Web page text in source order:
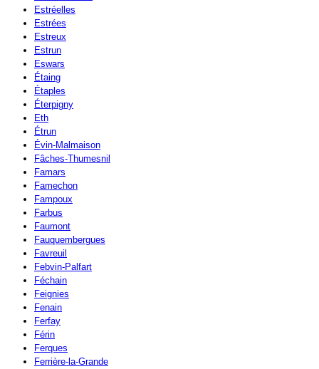
Estréelles
Estrées
Estreux
Estrun
Eswars
Étaing
Étaples
Éterpigny
Eth
Étrun
Évin-Malmaison
Fâches-Thumesnil
Famars
Famechon
Fampoux
Farbus
Faumont
Fauquembergues
Favreuil
Febvin-Palfart
Féchain
Feignies
Fenain
Ferfay
Férin
Ferques
Ferrière-la-Grande